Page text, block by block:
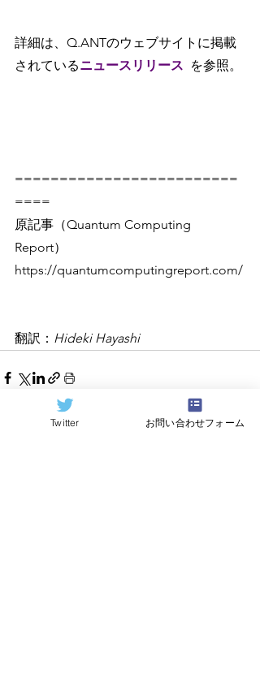
詳細は、Q.ANTのウェブサイトに掲載
されているニュースリリース を参照。
=========================
====
原記事（Quantum Computing
Report）
https://quantumcomputingreport.com/
翻訳： Hideki Hayashi
Twitter お問い合わせフォーム